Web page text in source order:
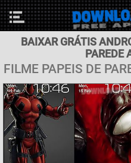
BAIXAR GRÁTIS
PAREDE
FILME PAPEIS DE